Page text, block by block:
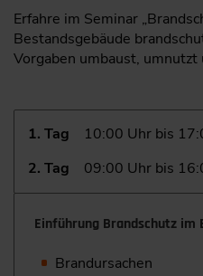
Erfahre im Seminar
Bestandsgebäude
Vorgaben umbaust, umnutzt
1. Tag
10:00 Uhr bis
2. Tag
09:00 Uhr bis
Einführung Brandschutz im
Brandursachen